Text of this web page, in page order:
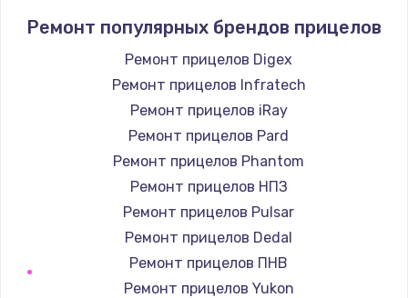
Ремонт популярных брендов прицелов
Ремонт прицелов Digex
Ремонт прицелов Infratech
Ремонт прицелов iRay
Ремонт прицелов Pard
Ремонт прицелов Phantom
Ремонт прицелов НПЗ
Ремонт прицелов Pulsar
Ремонт прицелов Dedal
Ремонт прицелов ПНВ
Ремонт прицелов Yukon